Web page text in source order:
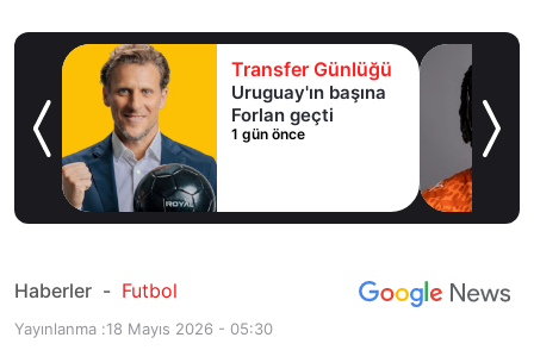
Transfer Günlüğü
Uruguay'ın başına
Forlan geçti
1 gün önce
Haberler - Futbol
Yayınlanma :18 Mayıs 2026 - 05:30